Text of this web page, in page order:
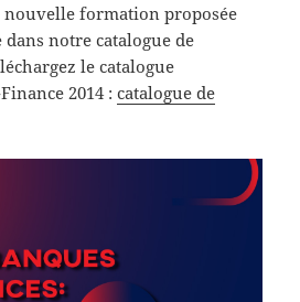
nouvelle formation proposée
notre catalogue de
le catalogue
2014 :catalogue de